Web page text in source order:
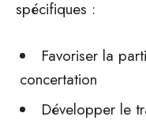
spécifiques :
Favoriser la
concertation
Développer le